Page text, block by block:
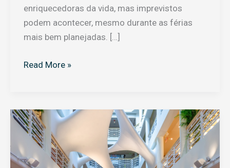
enriquecedoras da vida, mas imprevistos
podem acontecer, mesmo durante as férias
mais bem planejadas. […]
Read More »
Novidades
Gastronômicas
em
Miami: